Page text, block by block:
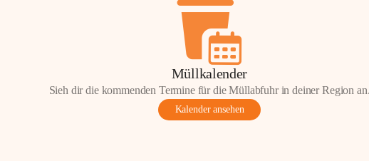
Müllkalender
Sieh dir die kommenden Termine für die Müllabfuhr in deiner Region
Kalender ansehen